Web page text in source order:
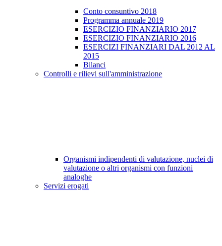
Conto consuntivo 2018
Programma annuale 2019
ESERCIZIO FINANZIARIO 2017
ESERCIZIO FINANZIARIO 2016
ESERCIZI FINANZIARI DAL 2012 AL
2015
Bilanci
Controlli e rilievi sull'amministrazione
Organismi indipendenti di valutazione, nuclei di
valutazione o altri organismi con funzioni
analoghe
Servizi erogati